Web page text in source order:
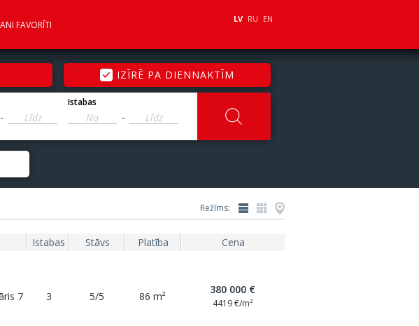
FAVORĪTI
LV RU EN
IZĪRĒ PA DIENNAKTĪM
-
Istabas
-
Režīms:
Istabas Stāvs Platība Cena
7 3 5/5 86 m²
380 000 €
4419 €/m²